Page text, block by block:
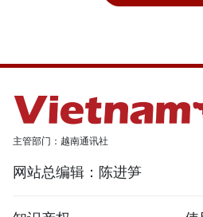
主管部门：越南通讯社
网站总编辑：陈进笋